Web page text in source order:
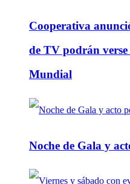
Cooperativa
de TV podrán
Mundial
Noche de Gala y